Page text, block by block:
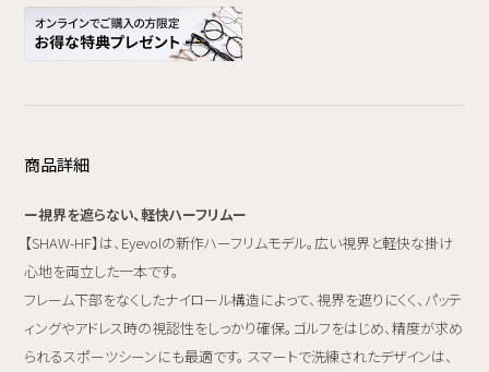
商品詳細
ー視界を遮らない、軽快ハーフリムー
【SHAW-HF】は、Eyevolの新作ハーフリムモデル。広い視界と軽快な掛け
心地を両立した一本です。
フレーム下部をなくしたナイロール構造によって、視界を遮りにくく、パッテ
ィングやアドレス時の視認性をしっかり確保。ゴルフをはじめ、精度が求め
られるスポーツシーンにも最適です。 スマートで洗練されたデザインは、